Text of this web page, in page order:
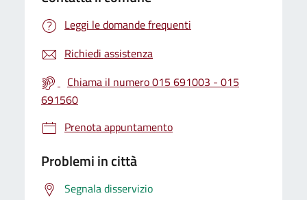
Leggi le domande frequenti
Richiedi assistenza
Chiama il numero 015 691003 - 015
691560
Prenota appuntamento
Problemi in città
Segnala disservizio